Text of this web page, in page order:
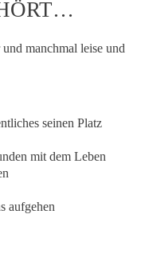
manchmal leise und
seinen Platz
mit dem Leben
aufgehen